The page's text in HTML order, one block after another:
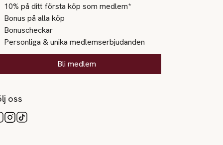
10% på ditt första köp som medlem*
Bonus på alla köp
Bonuscheckar
Personliga & unika medlemserbjudanden
Bli medlem
oss